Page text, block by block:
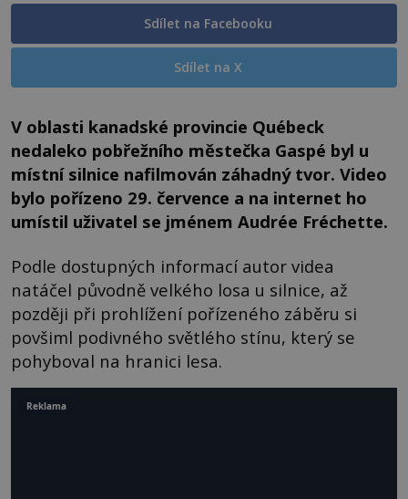
Sdílet na Facebooku
Sdílet na X
V oblasti kanadské provincie Québeck
nedaleko pobřežního městečka Gaspé byl u
místní silnice nafilmován záhadný tvor. Video
bylo pořízeno 29. července a na internet ho
umístil uživatel se jménem Audrée Fréchette.
Podle dostupných informací autor videa
natáčel původně velkého losa u silnice, až
později při prohlížení pořízeného záběru si
povšiml podivného světlého stínu, který se
pohyboval na hranici lesa.
Reklama